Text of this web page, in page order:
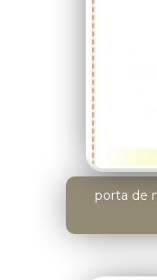
porta de